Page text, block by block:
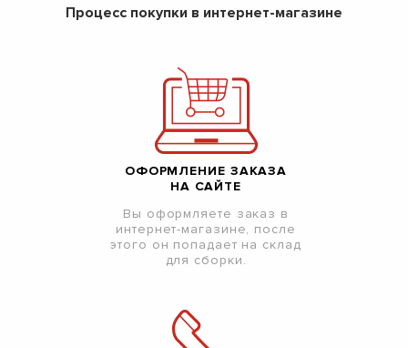
Процесс покупки в интернет-магазине
ОФОРМЛЕНИЕ ЗАКАЗА
НА САЙТЕ
Вы оформляете заказ в
интернет-магазине, после
этого он попадает на склад
для сборки.